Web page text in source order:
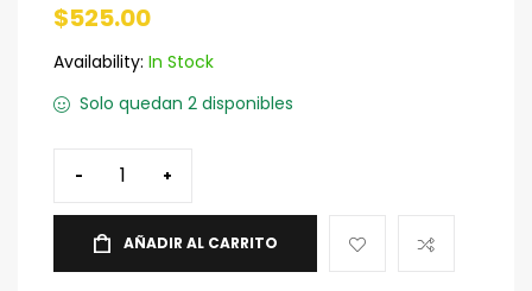
$525.00
Availability: In Stock
Solo quedan 2 disponibles
- +
AÑADIR AL CARRITO